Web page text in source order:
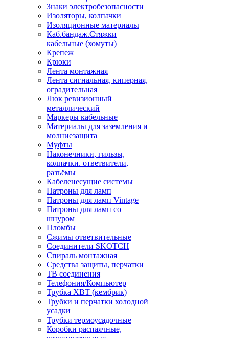
Знаки электробезопасности
Изоляторы, колпачки
Изоляционные материалы
Каб.бандаж.Стяжки
кабельные (хомуты)
Крепеж
Крюки
Лента монтажная
Лента сигнальная, киперная,
оградительная
Люк ревизионный
металлический
Маркеры кабельные
Материалы для заземления и
молниезащита
Муфты
Наконечники, гильзы,
колпачки. ответвители,
разъёмы
Кабеленесущие системы
Патроны для ламп
Патроны для ламп Vintage
Патроны для ламп со
шнуром
Пломбы
Сжимы ответвительные
Соединители SKOTCH
Спираль монтажная
Средства защиты, перчатки
ТВ соединения
Телефония/Компьютер
Трубка ХВТ (кембрик)
Трубки и перчатки холодной
усадки
Трубки термоусадочные
Коробки распаячные,